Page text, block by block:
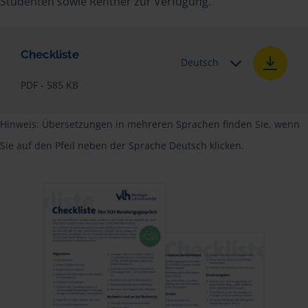
Checkliste
PDF - 585 KB
Deutsch
Hinweis: Übersetzungen in mehreren Sprachen finden Sie, wenn
Sie auf den Pfeil neben der Sprache Deutsch klicken.